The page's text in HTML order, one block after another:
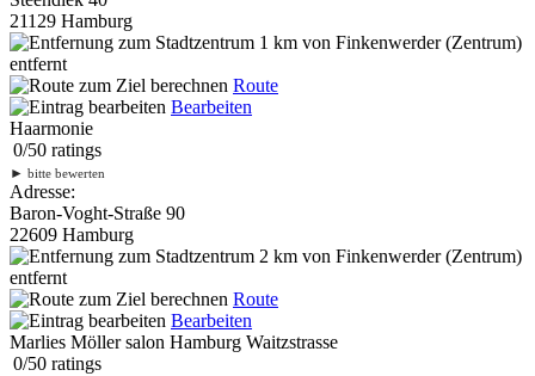
21129 Hamburg
1 km von Finkenwerder (Zentrum)
entfernt
Route
Bearbeiten
Haarmonie
0/50 ratings
► bitte bewerten
Adresse:
Baron-Voght-Straße 90
22609 Hamburg
2 km von Finkenwerder (Zentrum)
entfernt
Route
Bearbeiten
Marlies Möller salon Hamburg Waitzstrasse
0/50 ratings